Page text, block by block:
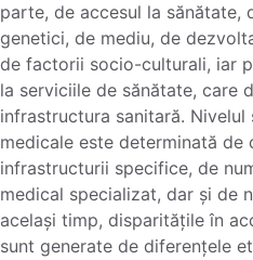
parte, de accesul la sănătate,
genetici, de mediu, de
de factorii socio-culturali, iar
la serviciile de sănătate, care
infrastructura sanitară.
medicale este determinată de
infrastructurii specifice, de
medical specializat, dar și de
același timp, disparitățile în
sunt generate de diferențele